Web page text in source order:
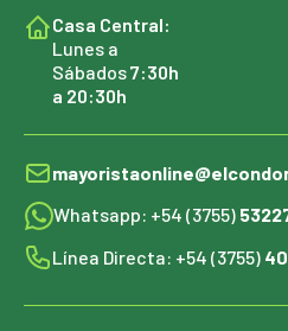
Casa Central:
Lunes a
Sábados7:30h
a 20:30h
Whatsapp: +54 (3755)
Línea Directa: +54 (3755)